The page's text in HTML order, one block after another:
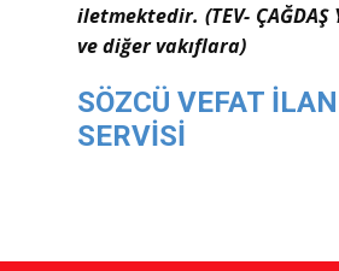
iletmektedir. (TEV- ÇAĞDAŞ
ve diğer vakıflara)
SÖZCÜ VEFAT
SERVİSİ